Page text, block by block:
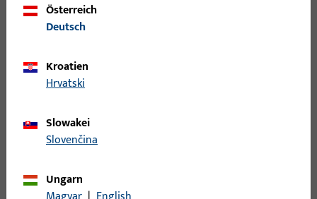
Bitte melden Sie sich mit Ihren Kundendaten an um eine
Österreich
Deutsch
Kroatien
Hrvatski
Slowakei
Slovenčina
Ungarn